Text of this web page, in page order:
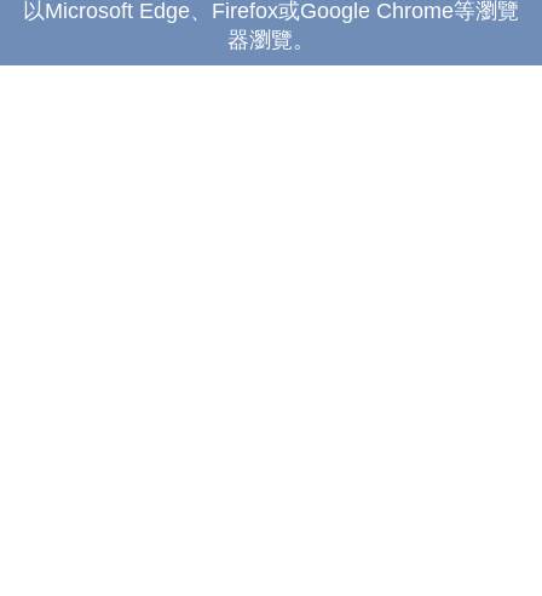
以Microsoft Edge、Firefox或Google Chrome等瀏覽
器瀏覽。